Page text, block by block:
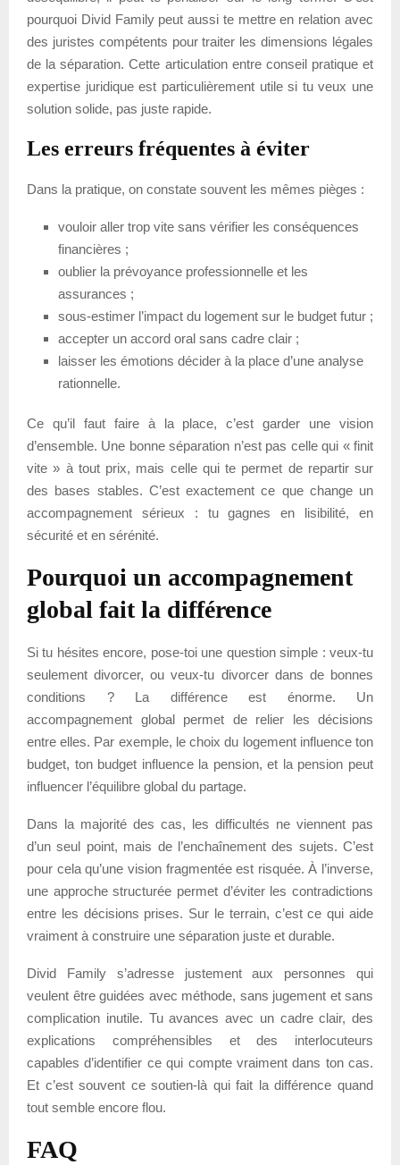
pourquoi Divid Family peut aussi te mettre en relation avec
des juristes compétents pour traiter les dimensions légales
de la séparation. Cette articulation entre conseil pratique et
expertise juridique est particulièrement utile si tu veux une
solution solide, pas juste rapide.
Les erreurs fréquentes à éviter
Dans la pratique, on constate souvent les mêmes pièges :
vouloir aller trop vite sans vérifier les conséquences
financières ;
oublier la prévoyance professionnelle et les
assurances ;
sous-estimer l’impact du logement sur le budget futur ;
accepter un accord oral sans cadre clair ;
laisser les émotions décider à la place d’une analyse
rationnelle.
Ce qu’il faut faire à la place, c’est garder une vision
d’ensemble. Une bonne séparation n’est pas celle qui « finit
vite » à tout prix, mais celle qui te permet de repartir sur
des bases stables. C’est exactement ce que change un
accompagnement sérieux : tu gagnes en lisibilité, en
sécurité et en sérénité.
Pourquoi un accompagnement
global fait la différence
Si tu hésites encore, pose-toi une question simple : veux-tu
seulement divorcer, ou veux-tu divorcer dans de bonnes
conditions ? La différence est énorme. Un
accompagnement global permet de relier les décisions
entre elles. Par exemple, le choix du logement influence ton
budget, ton budget influence la pension, et la pension peut
influencer l’équilibre global du partage.
Dans la majorité des cas, les difficultés ne viennent pas
d’un seul point, mais de l’enchaînement des sujets. C’est
pour cela qu’une vision fragmentée est risquée. À l’inverse,
une approche structurée permet d’éviter les contradictions
entre les décisions prises. Sur le terrain, c’est ce qui aide
vraiment à construire une séparation juste et durable.
Divid Family s’adresse justement aux personnes qui
veulent être guidées avec méthode, sans jugement et sans
complication inutile. Tu avances avec un cadre clair, des
explications compréhensibles et des interlocuteurs
capables d’identifier ce qui compte vraiment dans ton cas.
Et c’est souvent ce soutien-là qui fait la différence quand
tout semble encore flou.
FAQ